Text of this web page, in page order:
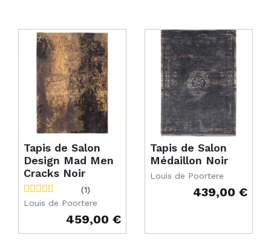
Tapis de Salon
Design Mad Men
Cracks Noir
(1)
Louis de Poortere
459,00 €
Tapis de Salon
Médaillon Noir
Louis de Poortere
439,00 €